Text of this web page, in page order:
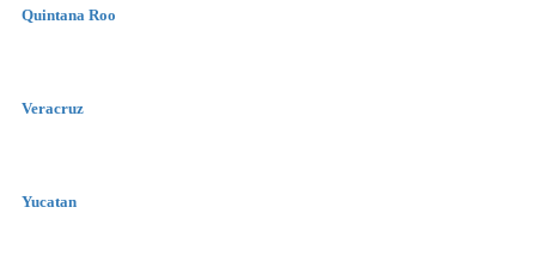
Quintana Roo
Veracruz
Yucatan